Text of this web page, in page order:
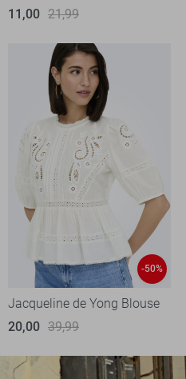
11,00 21,99
-50%
Jacqueline de Yong Blouse
20,00 39,99